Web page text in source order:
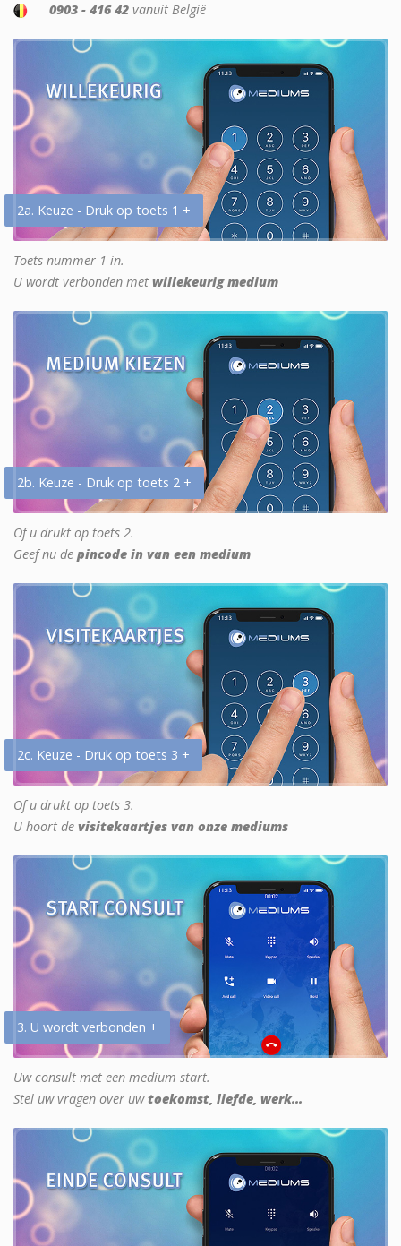
0903 - 416 42 vanuit België
2a. Keuze - Druk op toets 1 +
Toets nummer 1 in.
U wordt verbonden met willekeurig medium
2b. Keuze - Druk op toets 2 +
Of u drukt op toets 2.
Geef nu de pincode in van een medium
2c. Keuze - Druk op toets 3 +
Of u drukt op toets 3.
U hoort de visitekaartjes van onze mediums
3. U wordt verbonden +
Uw consult met een medium start.
Stel uw vragen over uwtoekomst, liefde, werk...